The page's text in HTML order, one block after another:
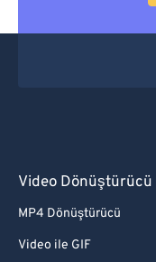
Video Dönüştürücü
MP4 Dönüştürücü
Video ile GIF